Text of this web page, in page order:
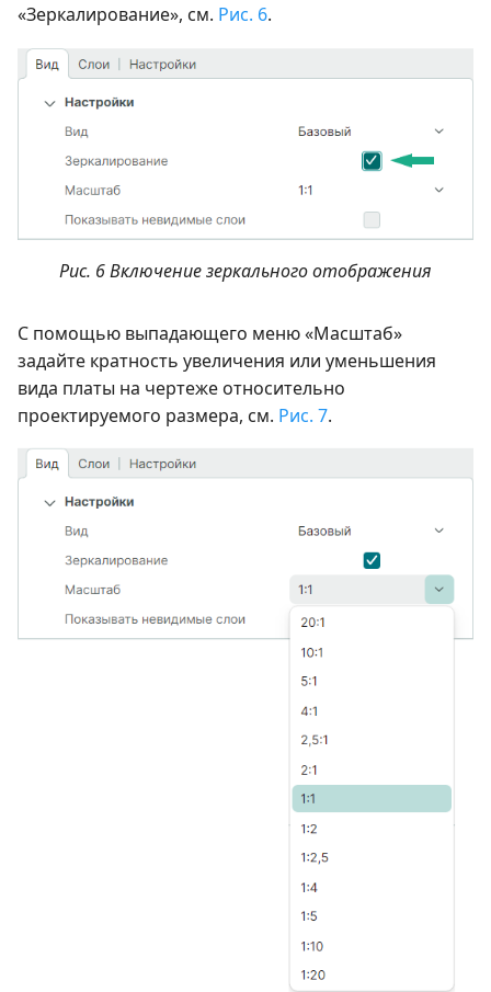
«Зеркалирование», см. Рис. 6.
Рис. 6 Включение зеркального отображения
С помощью выпадающего меню «Масштаб»
задайте кратность увеличения или уменьшения
вида платы на чертеже относительно
проектируемого размера, см. Рис. 7.